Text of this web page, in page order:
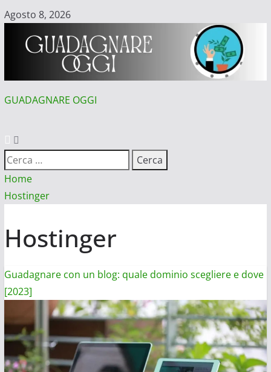
Vai
contenuto
Agosto 8, 2026
GUADAGNARE OGGI
Ricerca
per:
Home
Hostinger
Hostinger
Guadagnare con un blog: quale dominio scegliere e dove
[2023]